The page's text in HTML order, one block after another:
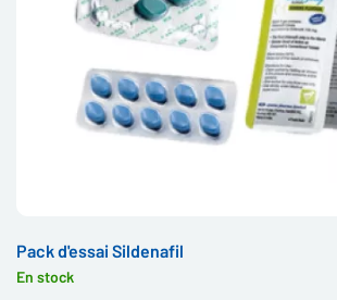
Pack d'essai Sildenafil
En stock